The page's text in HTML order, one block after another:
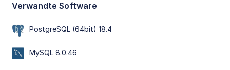
Verwandte Software
PostgreSQL (64bit) 18.4
MySQL 8.0.46